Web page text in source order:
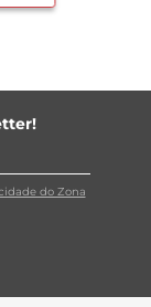
do Zona